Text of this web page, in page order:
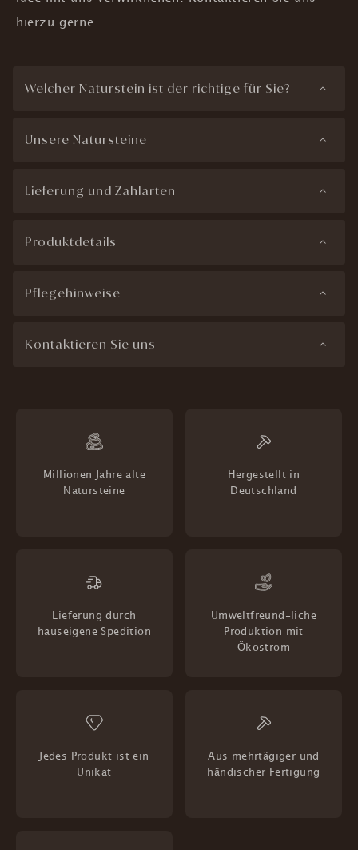
hierzu gerne.
Welcher Naturstein ist der richtige für Sie?
Unsere Natursteine
Lieferung und Zahlarten
Produktdetails
Pflegehinweise
Kontaktieren Sie uns
Millionen Jahre alte
Natursteine
Hergestellt in
Deutschland
Lieferung durch
hauseigene Spedition
Umweltfreund-liche
Produktion mit
Ökostrom
Jedes Produkt ist ein
Unikat
Aus mehrtägiger und
händischer Fertigung